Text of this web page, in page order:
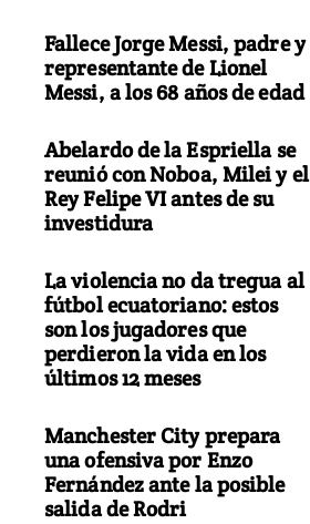
Fallece Jorge Messi, padre y
representante de Lionel
Messi, a los 68 años de edad
Abelardo de la Espriella se
reunió con Noboa, Milei y el
Rey Felipe VI antes de su
investidura
La violencia no da tregua al
fútbol ecuatoriano: estos
son los jugadores que
perdieron la vida en los
últimos 12 meses
Manchester City prepara
una ofensiva por Enzo
Fernández ante la posible
salida de Rodri